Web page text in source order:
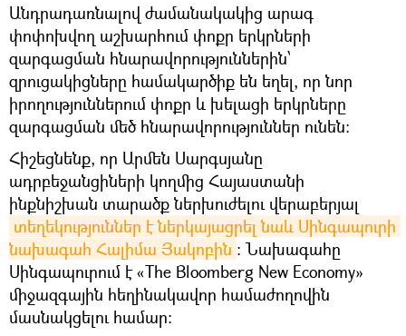
Անդրադառնալով ժամանակակից արագ
փոփոխվող աշխարհում փոքր երկրների
զարգացման հնարավորություններին՝
զրուցակիցները համակարծիք են եղել, որ նոր
իրողություններում փոքր և խելացի երկրները
զարգացման մեծ հնարավորություններ ունեն:
Հիշեցնենք, որ Արմեն Սարգսյանը
ադրբեջանցիների կողմից Հայաստանի
ինքնիշխան տարածք ներխուժելու վերաբերյալ
տեղեկություններ է ներկայացրել նաև Սինգապուրի
նախագահ Հալիմա Յակոբին ։ Նախագահը
Սինգապուրում է «The Bloomberg New Economy»
միջազգային հեղինակավոր համաժողովին
մասնակցելու համար։